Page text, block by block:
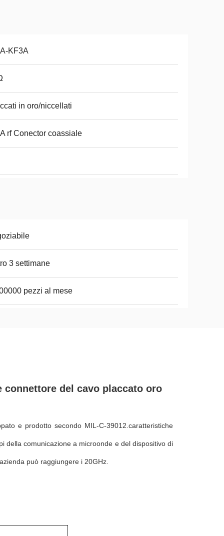
KF3A
in oro/niccellati
rf Conector coassiale
3 settimane
pezzi al mese
connettore del cavo placcato oro
e prodotto secondo MIL-C-39012.caratteristiche
della comunicazione a microonde e del dispositivo di
può raggiungere i 20GHz.